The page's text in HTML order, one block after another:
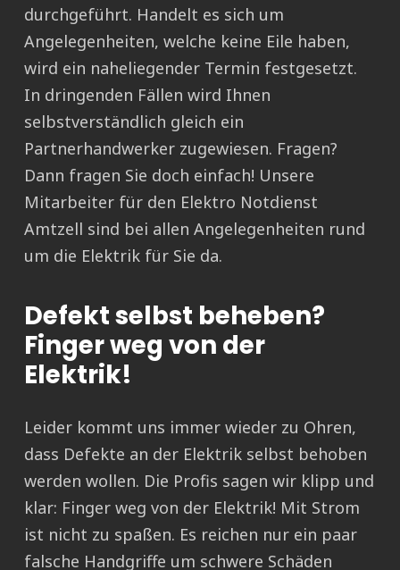
durchgeführt. Handelt es sich um
Angelegenheiten, welche keine Eile haben,
wird ein naheliegender Termin festgesetzt.
In dringenden Fällen wird Ihnen
selbstverständlich gleich ein
Partnerhandwerker zugewiesen. Fragen?
Dann fragen Sie doch einfach! Unsere
Mitarbeiter für den Elektro Notdienst
Amtzell sind bei allen Angelegenheiten rund
um die Elektrik für Sie da.
Defekt selbst beheben?
Finger weg von der
Elektrik!
Leider kommt uns immer wieder zu Ohren,
dass Defekte an der Elektrik selbst behoben
werden wollen. Die Profis sagen wir klipp und
klar: Finger weg von der Elektrik! Mit Strom
ist nicht zu spaßen. Es reichen nur ein paar
falsche Handgriffe um schwere Schäden